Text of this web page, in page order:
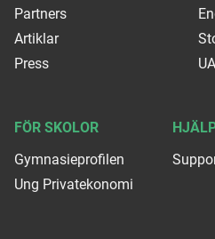
Partners
Artiklar
Press
FÖR SKOLOR
Gymnasieprofilen
Ung Privatekonomi